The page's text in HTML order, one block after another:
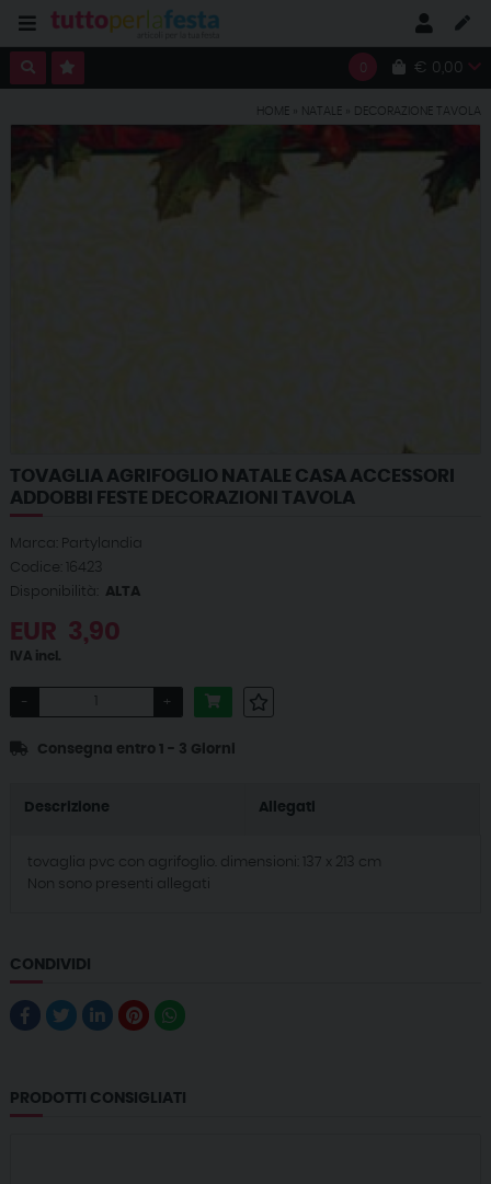
0 € 0,00
HOME NATALE DECORAZIONE TAVOLA
TOVAGLIA AGRIFOGLIO NATALE CASA ACCESSORI
ADDOBBI FESTE DECORAZIONI TAVOLA
Marca: Partylandia
Codice: 16423
Disponibilità:
ALTA
EUR 3,90
IVA incl.
- +
Consegna entro 1 - 3 Giorni
Descrizione Allegati
tovaglia pvc con agrifoglio. dimensioni: 137 x 213 cm
Non sono presenti allegati
CONDIVIDI
PRODOTTI CONSIGLIATI